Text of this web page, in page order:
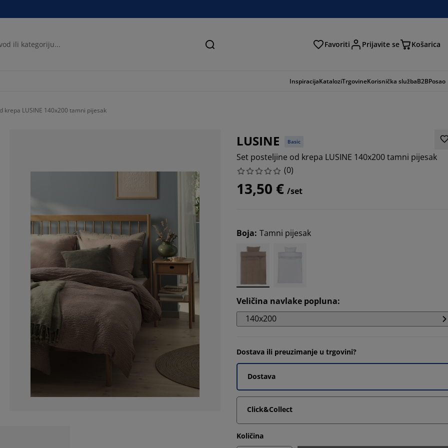
Pretraga Favoriti Prijavite se Košarica
InspiracijaKataloziTrgovineKorisnička službaB2BPosao
krepa LUSINE 140x200 tamni pijesak
LUSINE Basic
Set posteljine od krepa LUSINE 140x200 tamni pijesak
(0)
13,50 € /set
Boja: Tamni pijesak
Veličina navlake popluna:
140x200
Dostava ili preuzimanje u trgovini?
Dostava
Click&Collect
Količina